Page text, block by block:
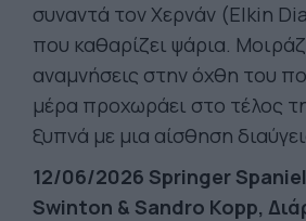
συναντά τον Χερνάν (Elkin
που καθαρίζει ψάρια.
αναμνήσεις στην όχθη του
μέρα προχωράει στο τέλος
ξυπνά με μια αίσθηση
12/06/2026 Springer
Swinton & Sandro Kopp,